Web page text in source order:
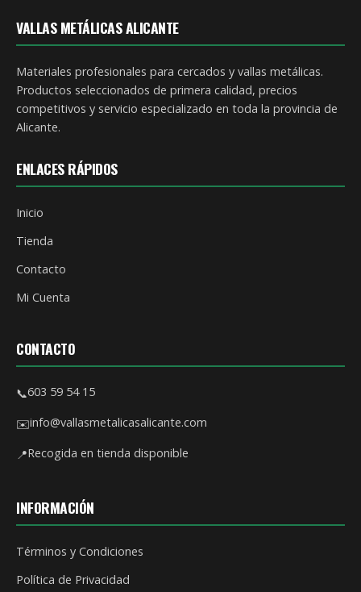
VALLAS METÁLICAS ALICANTE
Materiales profesionales para cercados y vallas metálicas.
Productos seleccionados de primera calidad, precios
competitivos y servicio especializado en toda la provincia de
Alicante.
ENLACES RÁPIDOS
Inicio
Tienda
Contacto
Mi Cuenta
CONTACTO
📞603 59 54 15
✉️info@vallasmetalicasalicante.com
📍Recogida en tienda disponible
INFORMACIÓN
Términos y Condiciones
Política de Privacidad